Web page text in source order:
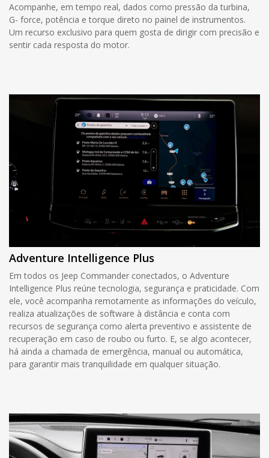
Acompanhe, em tempo real, dados como pressão da turbina,
G- force, potência e torque direto no painel de instrumentos.
Um recurso exclusivo para quem gosta de dirigir com precisão e
sentir cada resposta do motor.
Adventure Intelligence Plus
Em todos os Jeep Commander conectados, o Adventure
Intelligence Plus reúne tecnologia, segurança e praticidade. Com
ele, você acompanha remotamente as informações do veículo,
realiza atualizações de software à distância e conta com
recursos de segurança como alerta preventivo e assistente de
recuperação em caso de roubo ou furto. E, se algo acontecer,
há ainda a chamada de emergência, manual ou automática,
para garantir mais tranquilidade em qualquer situação.